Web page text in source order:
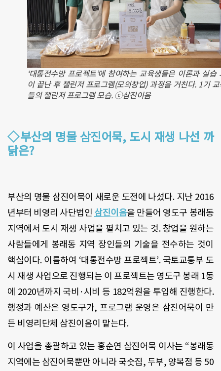
‘대통전수방 프로젝트’에 참여하는 교육생들은 이론과 실습
이 끝난 후 챌린저 프로그램(모의창업) 과정을 거친다. 1기 교
들의 챌린저 프로그램 모습. ⓒ삼진이음
◇부산의 명물 삼진어묵, 도시 재생 나선 까
닭은?
부산의 명물 삼진어묵이 새로운 도전에 나섰다. 지난 2016
년부터 비영리 사단법인 삼진이음을 만들어 영도구 봉래동
지역에서 도시 재생 사업을 펼치고 있는 것. 창업을 원하는
사람들에게 봉래동 지역 장인들의 기술을 전수하는 것이
핵심이다. 이름하여 ‘대통전수방 프로젝트’. 국토교통부 도
시 재생 사업으로 진행되는 이 프로젝트는 영도구 봉래 1동
에 2020년까지 국비·시비 등 182억원을 투입해 진행한다.
행정과 예산은 영도구가, 프로그램 운영은 삼진어묵이 만
든 비영리단체 삼진이음이 맡는다.
이 사업을 총괄하고 있는 홍순연 삼진어묵 이사는 “봉래동
지역에는 삼진어묵뿐만 아니라 국숫집, 두부, 양복점 등 50